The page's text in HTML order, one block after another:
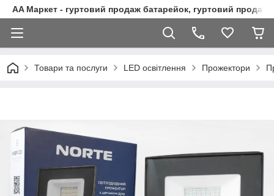
AA Маркет - гуртовий продаж батарейок, гуртовий продаж
Товари та послуги LED освітлення Прожектори